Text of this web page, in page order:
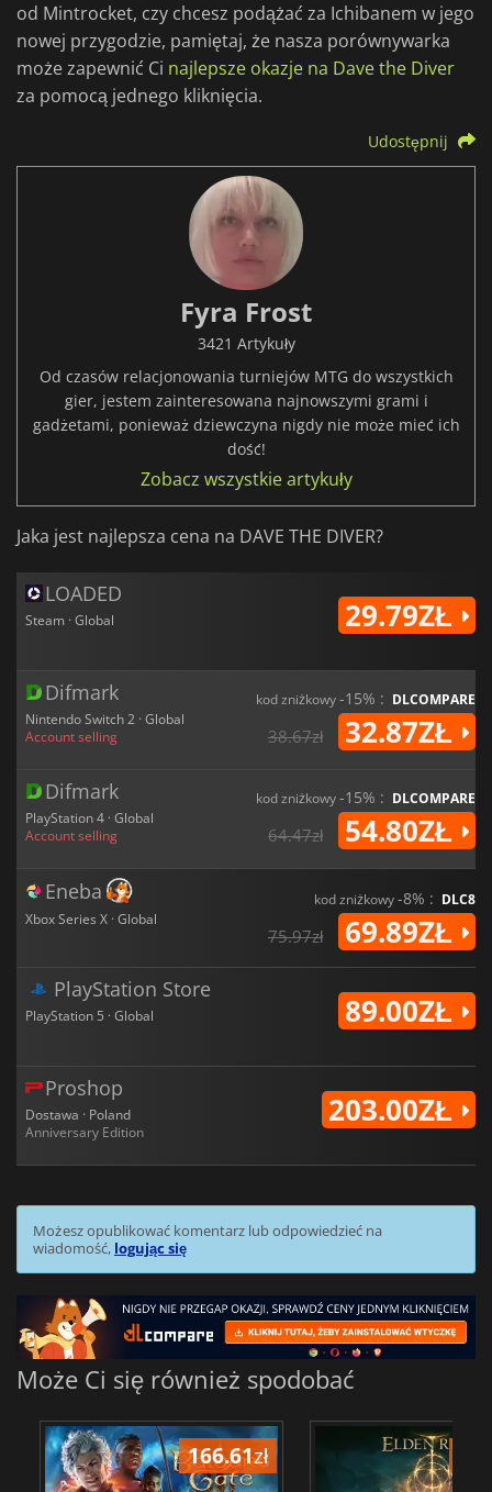
od Mintrocket, czy chcesz podążać za Ichibanem w jego
nowej przygodzie, pamiętaj, że nasza porównywarka
może zapewnić Ci najlepsze okazje na Dave the Diver
za pomocą jednego kliknięcia.
Udostępnij
Fyra Frost
3421 Artykuły
Od czasów relacjonowania turniejów MTG do wszystkich
gier, jestem zainteresowana najnowszymi grami i
gadżetami, ponieważ dziewczyna nigdy nie może mieć ich
dość!
Zobacz wszystkie artykuły
Jaka jest najlepsza cena na DAVE THE DIVER?
LOADED
Steam · Global 29.79ZŁ
Difmark
Nintendo Switch 2 · Global
Account selling
kod zniżkowy-15% : DLCOMPARE
38.67zł 32.87ZŁ
Difmark
PlayStation 4 · Global
Account selling
kod zniżkowy-15% : DLCOMPARE
64.47zł 54.80ZŁ
Eneba
Xbox Series X · Global
kod zniżkowy-8% : DLC8
75.97zł 69.89ZŁ
PlayStation Store
PlayStation 5 · Global 89.00ZŁ
Proshop
Dostawa · Poland
Anniversary Edition
203.00ZŁ
Możesz opublikować komentarz lub odpowiedzieć na
wiadomość, logując się
Może Ci się również spodobać
166.61zł